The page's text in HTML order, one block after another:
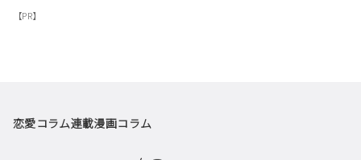
【PR】
恋愛コラム連載漫画コラム